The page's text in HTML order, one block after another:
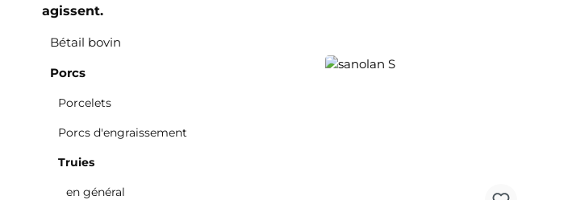
agissent.
Bétail bovin
Porcs
Porcelets
Porcs d'engraissement
Truies
en général